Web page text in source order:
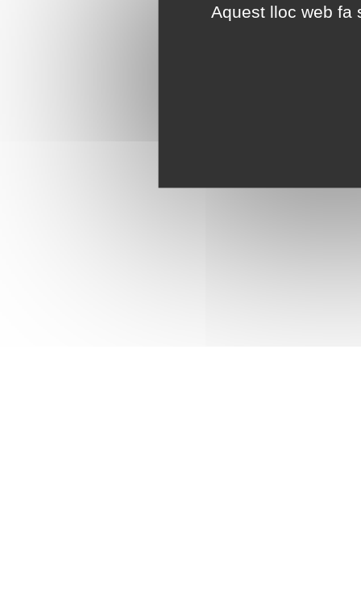
Aquest lloc web fa